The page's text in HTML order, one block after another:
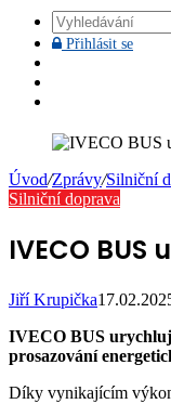
Přihlásit se
Úvod/Zprávy/Silniční
Silniční doprava
IVECO
Jiří Krupička
IVECO BUS
prosazování
Díky vynikajícím